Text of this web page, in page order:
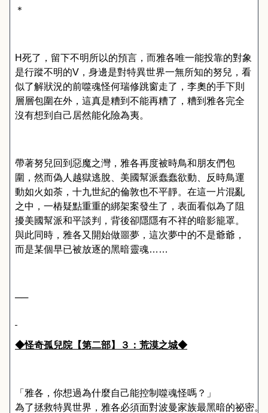
＊
H死了，留下不明所以的預言，而雅各唯一能投靠的對象
是行蹤不明的V ，身邊是對特異世界一無所知的努兒，看
似了解狀況的前噬魂怪何瑞修跳窗走了，李奧的手下則
層層包圍在外，這真是糟到不能再糟了，糟到雅各完全
沒有想到自己居然能化險為夷。
帶著努兒回到惡魔之灣，雅各再度被時鳥和朋友們包
圍，然而偽人越獄逃脫、美國幫派蠢蠢欲動、反時鳥運
動如火如荼，十九世紀的倫敦也不平靜。在這一片混亂
之中，一樁疑點重重的綁架案發生了，表面看似為了阻
擾美國幫派和平談判，背後卻隱隱有不祥的暗影籠罩。
與此同時，雅各又開始做噩夢，這次夢中的不是爺爺，
而是某個早已被放逐的黑暗靈魂……
──
◆怪奇孤兒院【第二部】 ３：荒漠之城◆
「雅各，你想過為什麼自己能控制噬魂怪嗎？」
為了拯救特異世界，雅各必須面對波曼家族最黑暗的祕密。